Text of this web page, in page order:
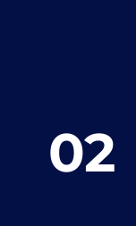
02